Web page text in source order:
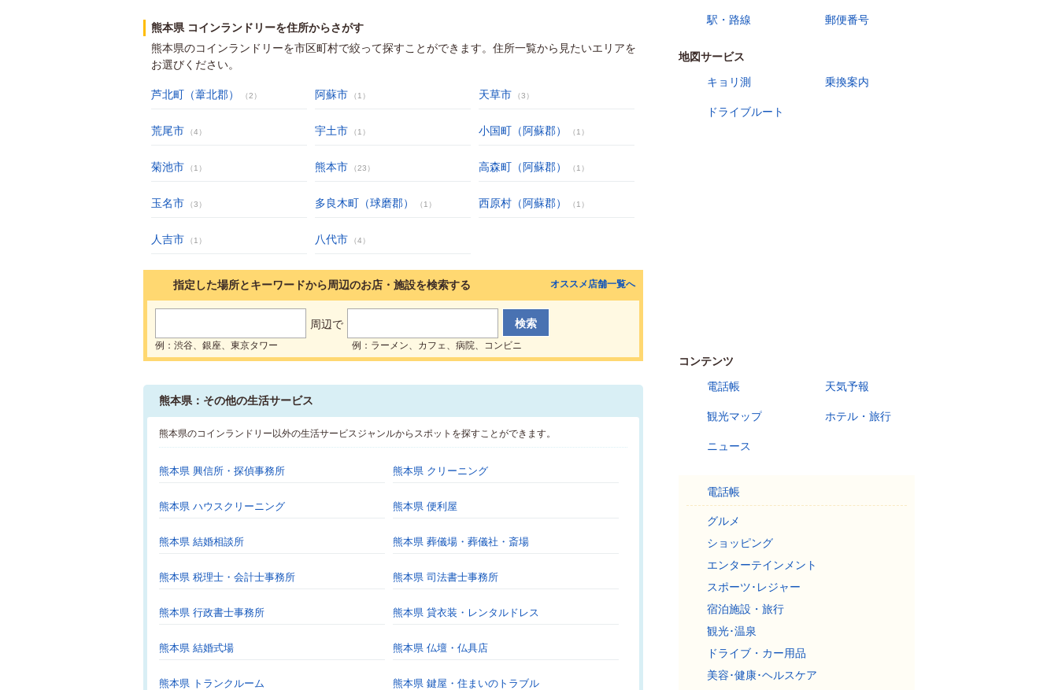
熊本県 コインランドリーを住所からさがす
熊本県のコインランドリーを市区町村で絞って探すことができます。住所一覧から見たいエリアを
お選びください。
芦北町（葦北郡） （2） 阿蘇市 （1） 天草市 （3）
荒尾市 （4） 宇土市 （1） 小国町（阿蘇郡） （1）
菊池市 （1） 熊本市 （23） 高森町（阿蘇郡） （1）
玉名市 （3） 多良木町（球磨郡） （1） 西原村（阿蘇郡） （1）
人吉市 （1） 八代市 （4）
指定した場所とキーワードから周辺のお店・施設を検索する
周辺で
例：渋谷、銀座、東京タワー 例：ラーメン、カフェ、病院、コンビニ
オススメ店舗一覧へ
熊本県：その他の生活サービス
熊本県のコインランドリー以外の生活サービスジャンルからスポットを探すことができます。
熊本県 興信所・探偵事務所 熊本県 クリーニング
熊本県 ハウスクリーニング 熊本県 便利屋
熊本県 結婚相談所 熊本県 葬儀場・葬儀社・斎場
熊本県 税理士・会計士事務所 熊本県 司法書士事務所
熊本県 行政書士事務所 熊本県 貸衣装・レンタルドレス
熊本県 結婚式場 熊本県 仏壇・仏具店
熊本県 トランクルーム 熊本県 鍵屋・住まいのトラブル
駅・路線 郵便番号
地図サービス
キョリ測
乗換案内
ドライブルート
コンテンツ
電話帳
天気予報
観光マップ ホテル・旅行
ニュース
電話帳
グルメ
ショッピング
エンターテインメント
スポーツ･レジャー
宿泊施設・旅行
観光･温泉
ドライブ・カー用品
美容･健康･ヘルスケア